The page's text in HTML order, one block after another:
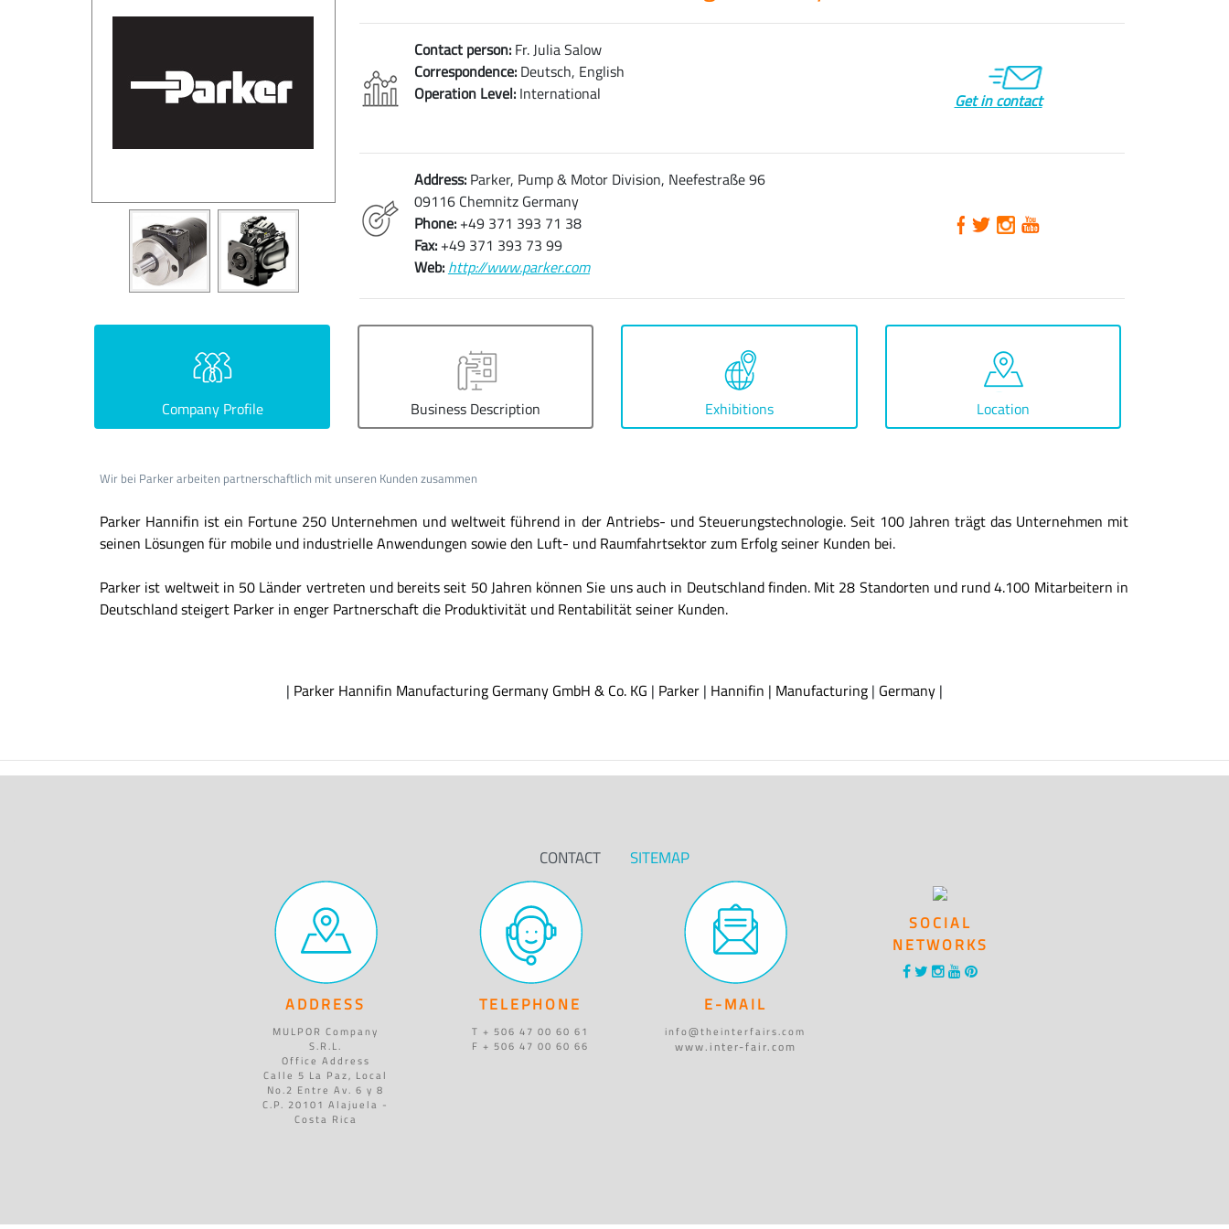
Contact person:Fr. Julia Salow
Correspondence:Deutsch, English
Operation Level:International Get in contact
Address: Parker, Pump & Motor Division, Neefestraße 96
09116 Chemnitz Germany
Phone:+49 371 393 71 38
Fax:+49 371 393 73 99
Web: http://www.parker.com
Company Profile Business Description Exhibitions Location
Wir bei Parker arbeiten partnerschaftlich mit unseren Kunden zusammen
Parker Hannifin ist ein Fortune 250 Unternehmen und weltweit führend in der Antriebs- und Steuerungstechnologie. Seit 100 Jahren trägt das Unternehmen mit
seinen Lösungen für mobile und industrielle Anwendungen sowie den Luft- und Raumfahrtsektor zum Erfolg seiner Kunden bei.
Parker ist weltweit in 50 Länder vertreten und bereits seit 50 Jahren können Sie uns auch in Deutschland finden. Mit 28 Standorten und rund 4.100 Mitarbeitern in
Deutschland steigert Parker in enger Partnerschaft die Produktivität und Rentabilität seiner Kunden.
| Parker Hannifin Manufacturing Germany GmbH & Co. KG | Parker | Hannifin | Manufacturing | Germany |
CONTACT SITEMAP
ADDRESS
MULPOR Company
S.R.L.
Office Address
Calle 5 La Paz, Local
No.2 Entre Av. 6 y 8
C.P. 20101 Alajuela -
Costa Rica
TELEPHONE
T + 506 47 00 60 61
F + 506 47 00 60 66
E-MAIL
info@theinterfairs.com
www.inter-fair.com
SOCIAL
NETWORKS